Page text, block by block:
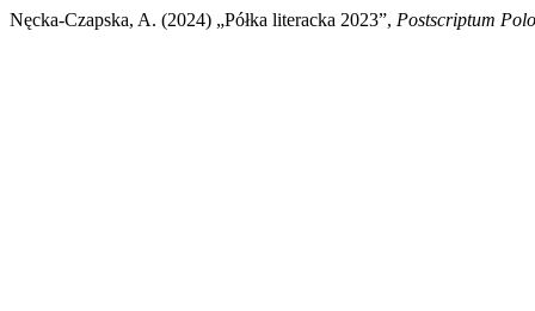
Nęcka-Czapska, A. (2024) „Półka literacka 2023”, Postscriptum